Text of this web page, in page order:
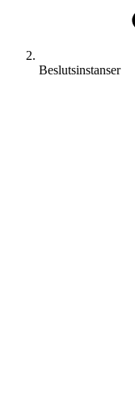
Beslutsinstanser